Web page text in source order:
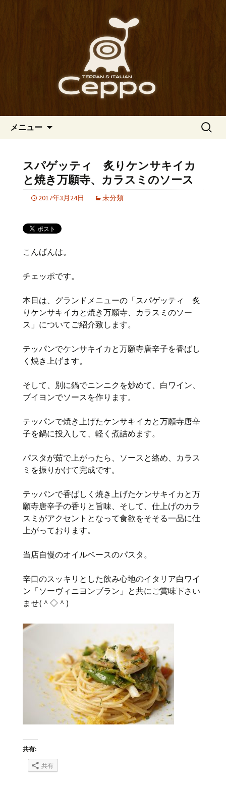
南船場・心斎橋のイタリアン
「Ceppo（チェッポ）」の公式
イタリアン「Ceppo（チェッポ）」。
さまざまなパスタや讃岐オリーブ牛の
ステーキのほか、バルメニューも豊富
にご用意。デートにも一人飲みのお客
様にもぴったりです。
メニュー
検
スパゲッティ 炙りケンサキイカ
と焼き万願寺、カラスミのソース
2017年3月24日 未分類
こんばんは。
チェッポです。
本日は、グランドメニューの「スパゲッティ 炙
りケンサキイカと焼き万願寺、カラスミのソー
ス」についてご紹介致します。
テッパンでケンサキイカと万願寺唐辛子を香ばし
く焼き上げます。
そして、別に鍋でニンニクを炒めて、白ワイン、
ブイヨンでソースを作ります。
テッパンで焼き上げたケンサキイカと万願寺唐辛
子を鍋に投入して、軽く煮詰めます。
パスタが茹で上がったら、ソースと絡め、カラス
ミを振りかけて完成です。
テッパンで香ばしく焼き上げたケンサキイカと万
願寺唐辛子の香りと旨味、そして、仕上げのカラ
スミがアクセントとなって食欲をそそる一品に仕
上がっております。
当店自慢のオイルベースのパスタ。
辛口のスッキリとした飲み心地のイタリア白ワイ
ン「ソーヴィニヨンブラン」と共にご賞味下さい
ませ(＾◇＾)
共有:
共有